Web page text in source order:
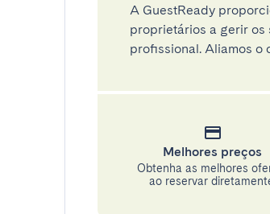
A GuestReady
proprietários a gerir os
profissional. Aliamos o
Melhores preços
Obtenha as melhores
ao reservar